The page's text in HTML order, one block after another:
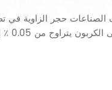
حجر الزاوية في